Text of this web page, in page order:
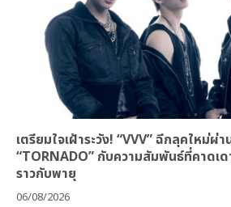
เตรียมใจเฝ้าระวัง! “VVV” ฉีกลุคใหม่ผ่า
“TORNADO” กับความสัมพันธ์ที่คาดเด
ราวกับพายุ
06/08/2026